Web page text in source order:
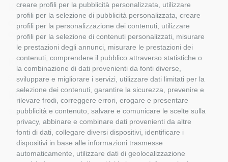
creare profili per la pubblicità personalizzata, utilizzare
profili per la selezione di pubblicità personalizzata, creare
profili per la personalizzazione dei contenuti, utilizzare
profili per la selezione di contenuti personalizzati, misurare
le prestazioni degli annunci, misurare le prestazioni dei
contenuti, comprendere il pubblico attraverso statistiche o
la combinazione di dati provenienti da fonti diverse,
sviluppare e migliorare i servizi, utilizzare dati limitati per la
selezione dei contenuti, garantire la sicurezza, prevenire e
rilevare frodi, correggere errori, erogare e presentare
pubblicità e contenuto, salvare e comunicare le scelte sulla
privacy, abbinare e combinare dati provenienti da altre
fonti di dati, collegare diversi dispositivi, identificare i
dispositivi in base alle informazioni trasmesse
automaticamente, utilizzare dati di geolocalizzazione
KENWORTH C509 - NHH
Codice: DRAKE ZT09071
Categoria: DRAKE
KENWORTH C509 - NHH
SCALA 1:5O DRAKE ZT09071
KENWORTH C509 - NHH
SCALA 1:5O DRAKE ZT09071